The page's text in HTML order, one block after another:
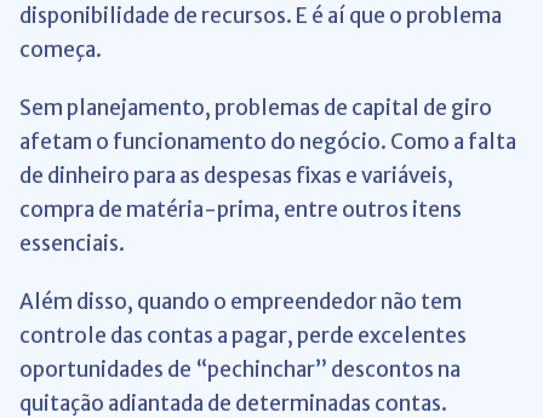
disponibilidade de recursos. E é aí que o problema
começa.
Sem planejamento, problemas de capital de giro
afetam o funcionamento do negócio. Como a falta
de dinheiro para as despesas fixas e variáveis,
compra de matéria-prima, entre outros itens
essenciais.
Além disso, quando o empreendedor não tem
controle das contas a pagar, perde excelentes
oportunidades de “pechinchar” descontos na
quitação adiantada de determinadas contas.